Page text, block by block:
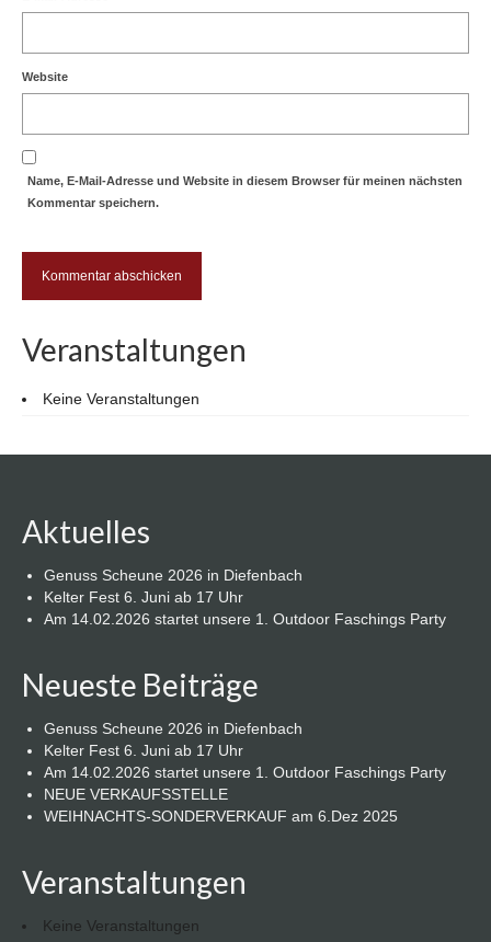
Website
Name, E-Mail-Adresse und Website in diesem Browser für meinen nächsten
Kommentar speichern.
Veranstaltungen
Keine Veranstaltungen
Aktuelles
Genuss Scheune 2026 in Diefenbach
Kelter Fest 6. Juni ab 17 Uhr
Am 14.02.2026 startet unsere 1. Outdoor Faschings Party
Neueste Beiträge
Genuss Scheune 2026 in Diefenbach
Kelter Fest 6. Juni ab 17 Uhr
Am 14.02.2026 startet unsere 1. Outdoor Faschings Party
NEUE VERKAUFSSTELLE
WEIHNACHTS-SONDERVERKAUF am 6.Dez 2025
Veranstaltungen
Keine Veranstaltungen